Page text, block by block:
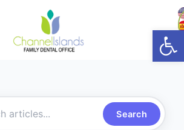
Abrir
Search